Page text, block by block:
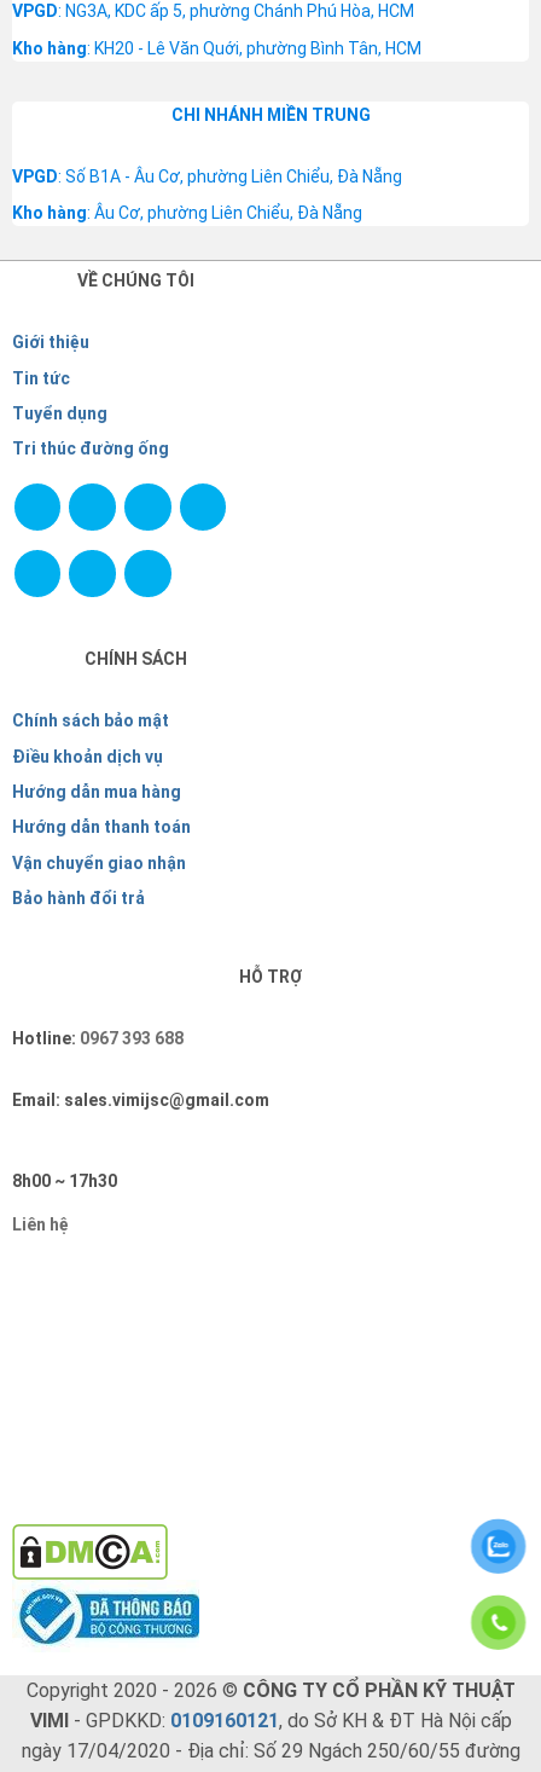
VPGD: NG3A, KDC ấp 5, phường Chánh Phú Hòa, HCM
Kho hàng: KH20 - Lê Văn Quới, phường Bình Tân, HCM
CHI NHÁNH MIỀN TRUNG
VPGD: Số B1A - Âu Cơ, phường Liên Chiểu, Đà Nẵng
Kho hàng: Âu Cơ, phường Liên Chiểu, Đà Nẵng
VỀ CHÚNG TÔI
Giới thiệu
Tin tức
Tuyển dụng
Tri thúc đường ống
CHÍNH SÁCH
Chính sách bảo mật
Điều khoản dịch vụ
Hướng dẫn mua hàng
Hướng dẫn thanh toán
Vận chuyển giao nhận
Bảo hành đổi trả
HỖ TRỢ
Hotline: 0967 393 688
Email: sales.vimijsc@gmail.com
8h00 ~ 17h30
Liên hệ
Copyright 2020 - 2026 © CÔNG TY CỔ PHẦN KỸ THUẬT
VIMI
- GPDKKD: 0109160121, do Sở KH & ĐT Hà Nội cấp
ngày 17/04/2020 - Địa chỉ: Số 29 Ngách 250/60/55 đường